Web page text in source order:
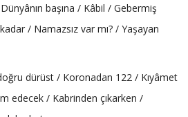
başına / Kâbil / Gebermiş
/ Namazsız var mı? / Yaşayan
dürüst / Koronadan 122 / Kıyâmet
edecek / Kabrinden çıkarken /